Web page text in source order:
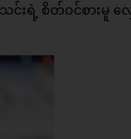
င်းရဲ့ စိတ်ဝင်စားမူ လ